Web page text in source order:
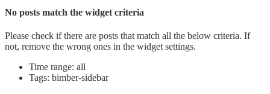
No posts match the widget criteria
Please check if there are posts that match all the below criteria. If
not, remove the wrong ones in the widget settings.
Time range: all
Tags: bimber-sidebar